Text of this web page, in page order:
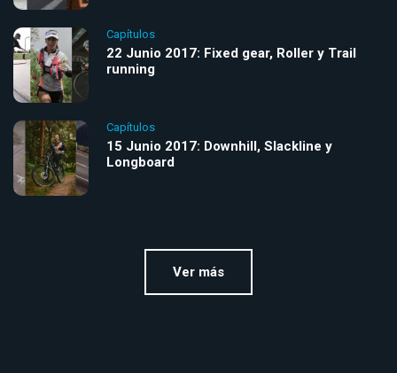
Capítulos
22 Junio 2017: Fixed gear, Roller y Trail
running
Capítulos
15 Junio 2017: Downhill, Slackline y
Longboard
Ver más